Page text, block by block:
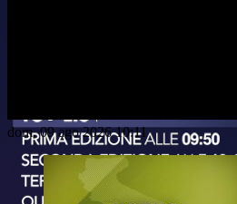
dom, 09 ago 2026 10:11